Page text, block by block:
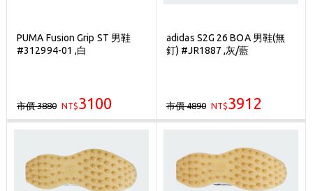
PUMA Fusion Grip ST 男鞋
#312994-01 ,白
市價 3880 NT$3100
adidas S2G 26 BOA 男鞋(無
釘) #JR1887 ,灰/藍
市價 4890 NT$3912